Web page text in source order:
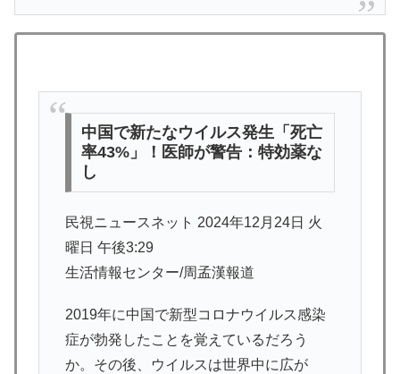
中国で新たなウイルス発生「死亡
率43%」！医師が警告：特効薬な
し
民視ニュースネット 2024年12月24日 火
曜日 午後3:29
生活情報センター/周孟漢報道
2019年に中国で新型コロナウイルス感染
症が勃発したことを覚えているだろう
か。その後、ウイルスは世界中に広が